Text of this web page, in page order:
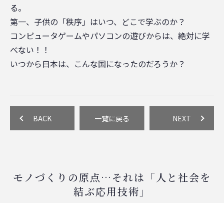
る。
第一、子供の「秩序」はいつ、どこで学ぶのか？
コンピュータゲームやパソコンの遊びからは、絶対に学
べない！！
いつから日本は、こんな国になったのだろうか？
BACK NEXT
一覧に戻る
モノづくりの原点…それは「人と社会を
結ぶ応用技術」